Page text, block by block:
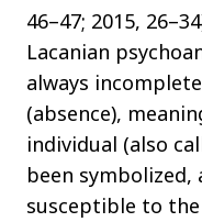
46–47; 2015,
Lacanian
always
(absence),
individual (also
been
susceptible to